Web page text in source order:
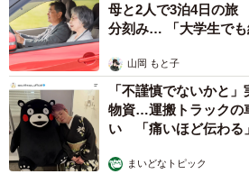
母と2人で3泊4日の旅
分刻み… 「大学生でも
山岡 もと子
「不謹慎でないかと
物資…運搬トラックの
い 「痛いほど伝わる
まいどなトピック